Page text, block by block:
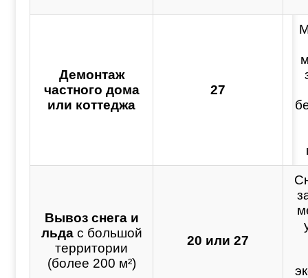
Демонтаж
частного дома
или коттеджа
27
Вывоз снега и
льдас большой
территории
(более 200 м²)
20 или 27